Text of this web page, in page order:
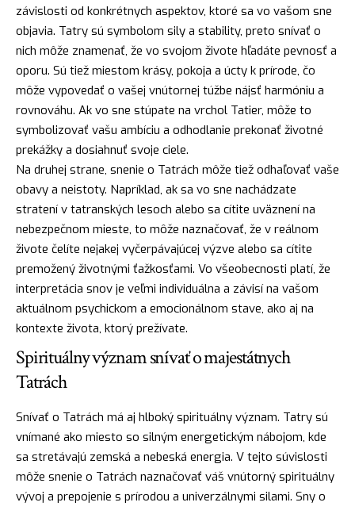
závislosti od konkrétnych aspektov, ktoré sa vo vašom sne
objavia. Tatry sú symbolom sily a stability, preto snívať o
nich môže znamenať, že vo svojom živote hľadáte pevnosť a
oporu. Sú tiež miestom krásy, pokoja a úcty k prírode, čo
môže vypovedať o vašej vnútornej túžbe nájsť harmóniu a
rovnováhu. Ak vo sne stúpate na vrchol Tatier, môže to
symbolizovať vašu ambíciu a odhodlanie prekonať životné
prekážky a dosiahnuť svoje ciele.
Na druhej strane, snenie o Tatrách môže tiež odhaľovať vaše
obavy a neistoty. Napríklad, ak sa vo sne nachádzate
stratení v tatranských lesoch alebo sa cítite uväznení na
nebezpečnom mieste, to môže naznačovať, že v reálnom
živote čelíte nejakej vyčerpávajúcej výzve alebo sa cítite
premožený životnými ťažkosťami. Vo všeobecnosti platí, že
interpretácia snov je veľmi individuálna a závisí na vašom
aktuálnom psychickom a emocionálnom stave, ako aj na
kontexte života, ktorý prežívate.
Spirituálny význam snívať o majestátnych
Tatrách
Snívať o Tatrách má aj hlboký spirituálny význam. Tatry sú
vnímané ako miesto so silným energetickým nábojom, kde
sa stretávajú zemská a nebeská energia. V tejto súvislosti
môže snenie o Tatrách naznačovať váš vnútorný spirituálny
vývoj a prepojenie s prírodou a univerzálnymi silami. Sny o